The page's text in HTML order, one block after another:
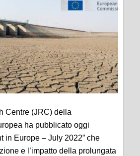
Centre (JRC) della
ha pubblicato oggi
in Europe – July 2022” che
e l’impatto della prolungata